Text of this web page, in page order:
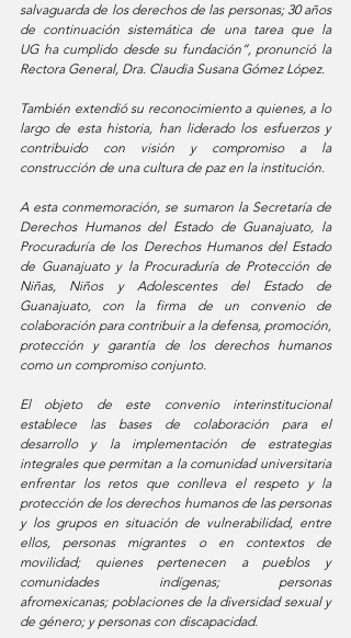
salvaguarda de los derechos de las personas; 30 años
de continuación sistemática de una tarea que la
UG ha cumplido desde su fundación”, pronunció la
Rectora General, Dra. Claudia Susana Gómez López.
También extendió su reconocimiento a quienes, a lo
largo de esta historia, han liderado los esfuerzos y
contribuido con visión y compromiso a la
construcción de una cultura de paz en la institución.
A esta conmemoración, se sumaron la Secretaría de
Derechos Humanos del Estado de Guanajuato, la
Procuraduría de los Derechos Humanos del Estado
de Guanajuato y la Procuraduría de Protección de
Niñas, Niños y Adolescentes del Estado de
Guanajuato, con la firma de un convenio de
colaboración para contribuir a la defensa, promoción,
protección y garantía de los derechos humanos
como un compromiso conjunto.
El objeto de este convenio interinstitucional
establece las bases de colaboración para el
desarrollo y la implementación de estrategias
integrales que permitan a la comunidad universitaria
enfrentar los retos que conlleva el respeto y la
protección de los derechos humanos de las personas
y los grupos en situación de vulnerabilidad, entre
ellos, personas migrantes o en contextos de
movilidad; quienes pertenecen a pueblos y
comunidades indígenas; personas
afromexicanas; poblaciones de la diversidad sexual y
de género; y personas con discapacidad.